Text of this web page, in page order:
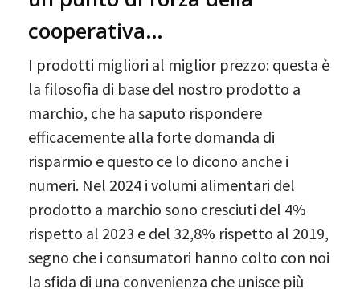
cooperativa…
I prodotti migliori al miglior prezzo: questa è
la filosofia di base del nostro prodotto a
marchio, che ha saputo rispondere
efficacemente alla forte domanda di
risparmio e questo ce lo dicono anche i
numeri. Nel 2024 i volumi alimentari del
prodotto a marchio sono cresciuti del 4%
rispetto al 2023 e del 32,8% rispetto al 2019,
segno che i consumatori hanno colto con noi
la sfida di una convenienza che unisce più